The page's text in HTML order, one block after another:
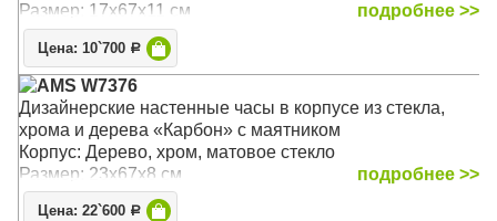
Размер: 17х67х11 см
подробнее >>
Цена: 10`700 Р
AMS W7376
Дизайнерские настенные часы в корпусе из стекла,
хрома и дерева «Карбон» с маятником
Корпус: Дерево, хром, матовое стекло
Размер: 23х67х8 см
подробнее >>
Цена: 22`600 Р